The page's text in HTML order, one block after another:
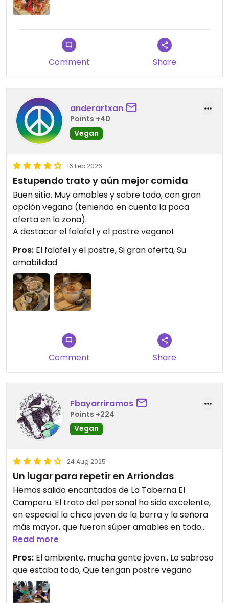
Comment Share
anderartxan
Points +40
Vegan
16 Feb 2026
Estupendo trato y aún mejor comida
Buen sitio. Muy amables y sobre todo, con gran
opción vegana (teniendo en cuenta la poca
oferta en la zona).
A destacar el falafel y el postre vegano!
Pros: El falafel y el postre, Si gran oferta, Su
amabilidad
Comment Share
Fbayarriramos
Points +224
Vegan
24 Aug 2025
Un lugar para repetir en Arriondas
Hemos salido encantados de La Taberna El
Camperu. El trato del personal ha sido excelente,
en especial la chica joven de la barra y la señora
más mayor, que fueron súper amables en todo
momento.
La comida, de diez: la hamburguesa enorme y
deliciosa (mi hijo dice que es la mejor que ha
probado en su vida), la focaccia espectacular, las
Read more
Pros: El ambiente, mucha gente joven., Lo sabroso
que estaba todo, Que tengan postre vegano